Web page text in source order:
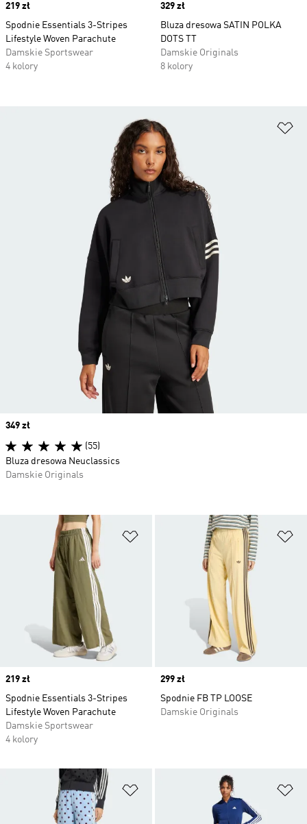
Price
219 zł
Spodnie Essentials 3-Stripes
Lifestyle Woven Parachute
Damskie Sportswear
4 kolory
Price
329 zł
Bluza dresowa SATIN POLKA
DOTS TT
Damskie Originals
8 kolory
Dodaj do listy życzeń
Price
219 zł
Spodnie Essentials 3-Stripes
Lifestyle Woven Parachute
Damskie Sportswear
4 kolory
Price
299 zł
Spodnie FB TP LOOSE
Damskie Originals
Dodaj do listy życzeń
Price
349 zł
(55)
Bluza dresowa Neuclassics
Damskie Originals